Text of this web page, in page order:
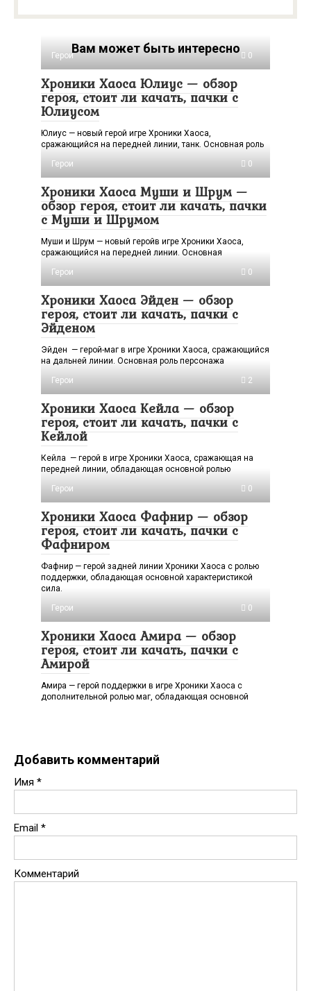
Вам может быть интересно
Герои 0
Хроники Хаоса Юлиус — обзор
героя, стоит ли качать, пачки с
Юлиусом
Юлиус — новый герой игре Хроники Хаоса,
сражающийся на передней линии, танк. Основная роль
Герои
0
Хроники Хаоса Муши и Шрум —
обзор героя, стоит ли качать, пачки
с Муши и Шрумом
Муши и Шрум — новый геройв игре Хроники Хаоса,
сражающийся на передней линии. Основная
Герои
0
Хроники Хаоса Эйден — обзор
героя, стоит ли качать, пачки с
Эйденом
Эйден — герой-маг в игре Хроники Хаоса, сражающийся
на дальней линии. Основная роль персонажа
Герои
2
Хроники Хаоса Кейла — обзор
героя, стоит ли качать, пачки с
Кейлой
Кейла — герой в игре Хроники Хаоса, сражающая на
передней линии, обладающая основной ролью
Герои
0
Хроники Хаоса Фафнир — обзор
героя, стоит ли качать, пачки с
Фафниром
Фафнир — герой задней линии Хроники Хаоса с ролью
поддержки, обладающая основной характеристикой
сила.
Герои
0
Хроники Хаоса Амира — обзор
героя, стоит ли качать, пачки с
Амирой
Амира — герой поддержки в игре Хроники Хаоса с
дополнительной ролью маг, обладающая основной
Добавить комментарий
Имя *
Email *
Комментарий